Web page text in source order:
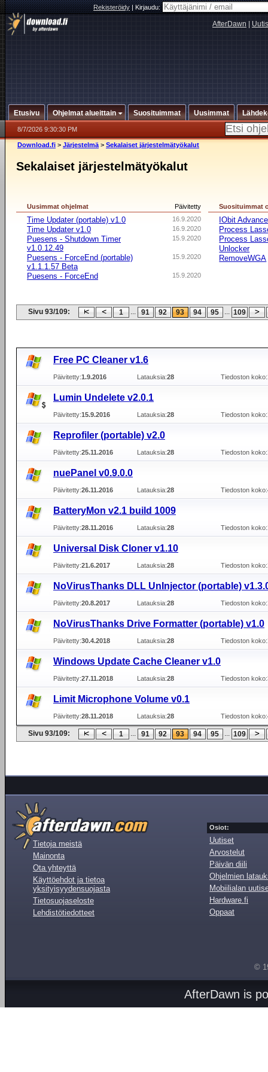
Rekisteröidy|Kirjaudu:
AfterDawn
Etusivu Ohjelmat alueittain Suosituimmat Uusimmat
8/7/2026 9:30:30 PM
Download.fi > Järjestelmä > Sekalaiset järjestelmätyökalut
Sekalaiset järjestelmätyökalut
Päivitetty
Uusimmat ohjelmat
16.9.2020
Time Updater (portable) v1.0
16.9.2020
Time Updater v1.0
15.9.2020
Puesens - Shutdown Timer
v1.0.12.49
15.9.2020
Puesens - ForceEnd (portable)
v1.1.1.57 Beta
15.9.2020
Puesens - ForceEnd
Suosituimmat
IObit
Process
Process
Unlocker
RemoveWGA
Sivu 93/109: 1 ... 91 92 93 94 95 ... 109
Free PC Cleaner v1.6
Päivitetty:1.9.2016 Latauksia:28 Tiedoston koko:
Lumin Undelete v2.0.1
Päivitetty:15.9.2016 Latauksia:28 Tiedoston koko:
Reprofiler (portable) v2.0
Päivitetty:25.11.2016 Latauksia:28 Tiedoston koko:
nuePanel v0.9.0.0
Päivitetty:26.11.2016 Latauksia:28 Tiedoston koko:
BatteryMon v2.1 build 1009
Päivitetty:28.11.2016 Latauksia:28 Tiedoston koko:
Universal Disk Cloner v1.10
Päivitetty:21.6.2017 Latauksia:28 Tiedoston koko:
NoVirusThanks DLL UnInjector (portable)
Päivitetty:20.8.2017 Latauksia:28 Tiedoston koko:
NoVirusThanks Drive Formatter (portable) v1.0
Päivitetty:30.4.2018 Latauksia:28 Tiedoston koko:
Windows Update Cache Cleaner v1.0
Päivitetty:27.11.2018 Latauksia:28 Tiedoston koko:
Limit Microphone Volume v0.1
Päivitetty:28.11.2018 Latauksia:28 Tiedoston koko:
Sivu 93/109: 1 ... 91 92 93 94 95 ... 109
Tietoja meistä
Mainonta
Ota yhteyttä
Käyttöehdot ja tietoa
yksityisyydensuojasta
Tietosuojaseloste
Lehdistötiedotteet
Osiot:
Uutiset
Arvostelut
Päivän diili
Ohjelmien
Mobiilialan
Hardware.fi
Oppaat
©
AfterDawn is